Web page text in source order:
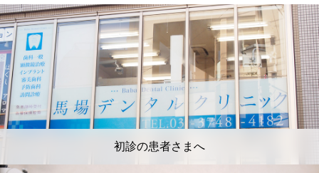
初診の患者さまへ